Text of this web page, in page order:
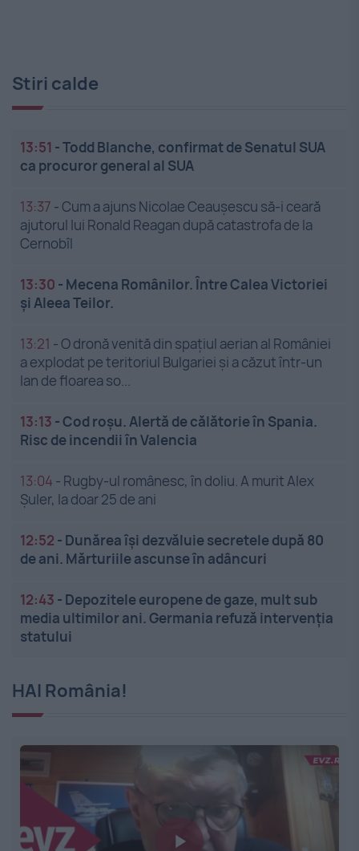
Stiri calde
13:51 -Todd Blanche, confirmat de Senatul SUA
ca procuror general al SUA
13:37 -Cum a ajuns Nicolae Ceaușescu să-i ceară
ajutorul lui Ronald Reagan după catastrofa de la
Cernobîl
13:30 - Mecena Românilor. Între Calea Victoriei
și Aleea Teilor.
13:21 -O dronă venită din spațiul aerian al României
a explodat pe teritoriul Bulgariei și a căzut într-un
lan de floarea so...
13:13 -Cod roșu. Alertă de călătorie în Spania.
Risc de incendii în Valencia
13:04 - Rugby-ul românesc, în doliu. A murit Alex
Șuler, la doar 25 de ani
12:52 - Dunărea își dezvăluie secretele după 80
de ani. Mărturiile ascunse în adâncuri
12:43 - Depozitele europene de gaze, mult sub
media ultimilor ani. Germania refuză intervenția
statului
HAI România!